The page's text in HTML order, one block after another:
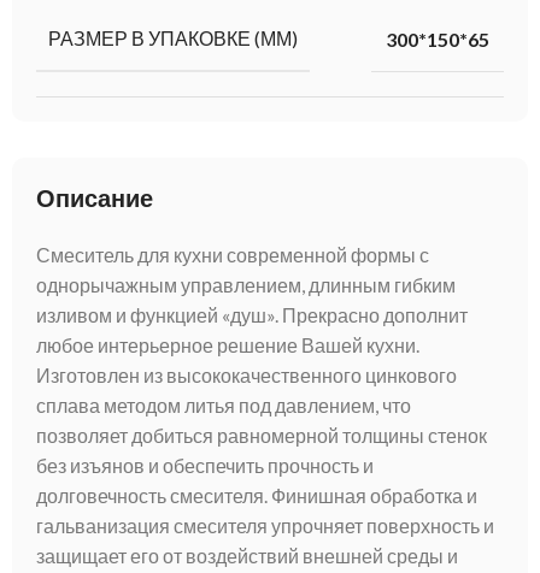
Описание
Смеситель для кухни современной формы с
однорычажным управлением, длинным гибким
изливом и функцией «душ». Прекрасно дополнит
любое интерьерное решение Вашей кухни.
Изготовлен из высококачественного цинкового
сплава методом литья под давлением, что
позволяет добиться равномерной толщины стенок
без изъянов и обеспечить прочность и
долговечность смесителя. Финишная обработка и
гальванизация смесителя упрочняет поверхность и
защищает его от воздействий внешней среды и
РАЗМЕР В УПАКОВКЕ (ММ) 300*150*65